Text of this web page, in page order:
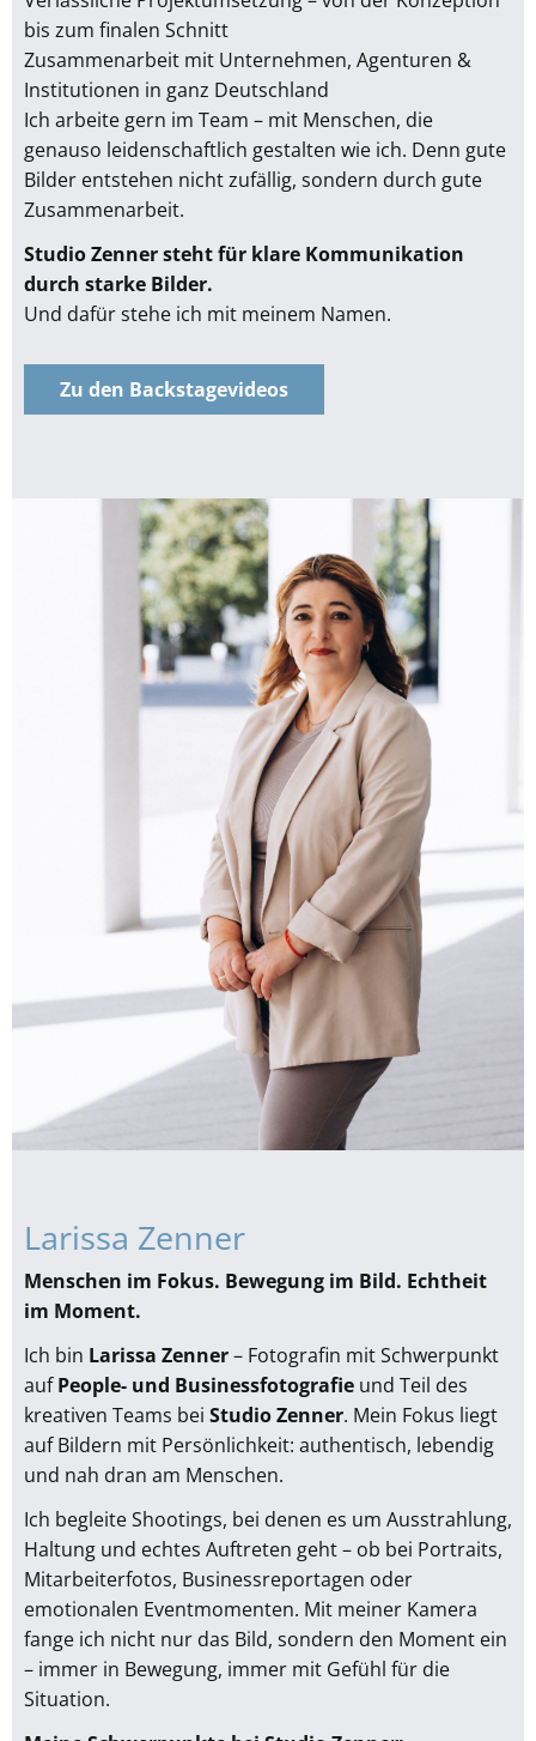
bis zum finalen Schnitt
Zusammenarbeit mit Unternehmen, Agenturen &
Institutionen in ganz Deutschland
Ich arbeite gern im Team – mit Menschen, die
genauso leidenschaftlich gestalten wie ich. Denn gute
Bilder entstehen nicht zufällig, sondern durch gute
Zusammenarbeit.
Studio Zenner steht für klare Kommunikation
durch starke Bilder.
Und dafür stehe ich mit meinem Namen.
Zu den Backstagevideos
Larissa Zenner
Menschen im Fokus. Bewegung im Bild. Echtheit
im Moment.
Ich bin Larissa Zenner– Fotografin mit Schwerpunkt
aufPeople- und Businessfotografie und Teil des
kreativen Teams bei Studio Zenner. Mein Fokus liegt
auf Bildern mit Persönlichkeit: authentisch, lebendig
und nah dran am Menschen.
Ich begleite Shootings, bei denen es um Ausstrahlung,
Haltung und echtes Auftreten geht – ob bei Portraits,
Mitarbeiterfotos, Businessreportagen oder
emotionalen Eventmomenten. Mit meiner Kamera
fange ich nicht nur das Bild, sondern den Moment ein
– immer in Bewegung, immer mit Gefühl für die
Situation.